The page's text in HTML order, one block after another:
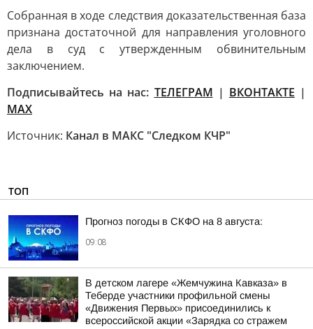
Собранная в ходе следствия доказательственная база
признана достаточной для направления уголовного
дела в суд с утвержденным обвинительным
заключением.
Подписывайтесь на нас: ТЕЛЕГРАМ | ВКОНТАКТЕ |
МАХ
Источник: Канал в МАКС "Следком КЧР"
ТОП
Прогноз погоды в СКФО на 8 августа:
09:08
В детском лагере «Жемчужина Кавказа» в
Теберде участники профильной смены
«Движения Первых» присоединились к
всероссийской акции «Зарядка со стражем